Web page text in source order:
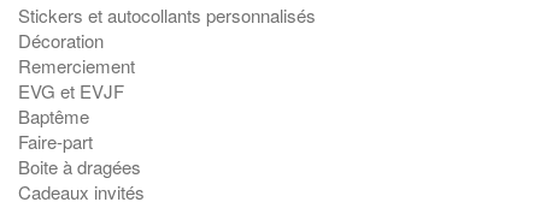
Stickers et autocollants personnalisés
Décoration
Remerciement
EVG et EVJF
Baptême
Faire-part
Boite à dragées
Cadeaux invités